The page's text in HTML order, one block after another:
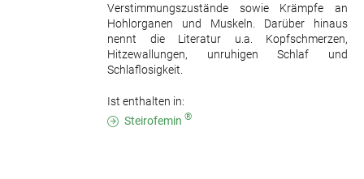
Verstimmungszustände sowie Krämpfe an
Hohlorganen und Muskeln. Darüber hinaus
nennt die Literatur u.a. Kopfschmerzen,
Hitzewallungen, unruhigen Schlaf und
Schlaflosigkeit.
Ist enthalten in:
Steirofemin ®